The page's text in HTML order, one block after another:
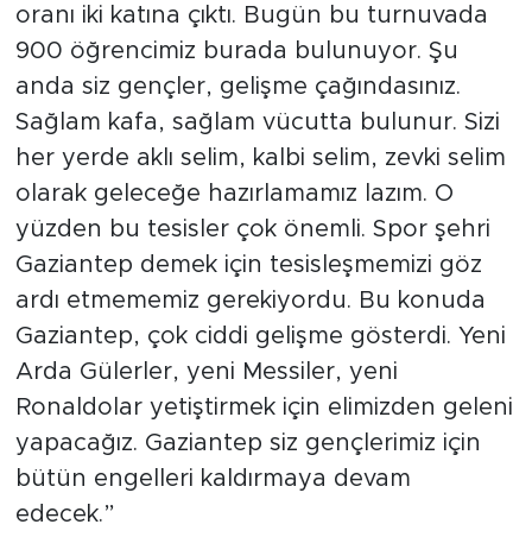
oranı iki katına çıktı. Bugün bu turnuvada
900 öğrencimiz burada bulunuyor. Şu
anda siz gençler, gelişme çağındasınız.
Sağlam kafa, sağlam vücutta bulunur. Sizi
her yerde aklı selim, kalbi selim, zevki selim
olarak geleceğe hazırlamamız lazım. O
yüzden bu tesisler çok önemli. Spor şehri
Gaziantep demek için tesisleşmemizi göz
ardı etmememiz gerekiyordu. Bu konuda
Gaziantep, çok ciddi gelişme gösterdi. Yeni
Arda Gülerler, yeni Messiler, yeni
Ronaldolar yetiştirmek için elimizden geleni
yapacağız. Gaziantep siz gençlerimiz için
bütün engelleri kaldırmaya devam
edecek.”